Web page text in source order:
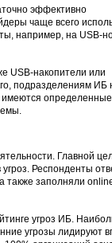
эффективно
чаще всего
например, на USB-
USB-накопители или
подразделениям ИБ
имеются определенные
Главной
Респонденты
также заполняли
угроз ИБ.
угрозы лидируют